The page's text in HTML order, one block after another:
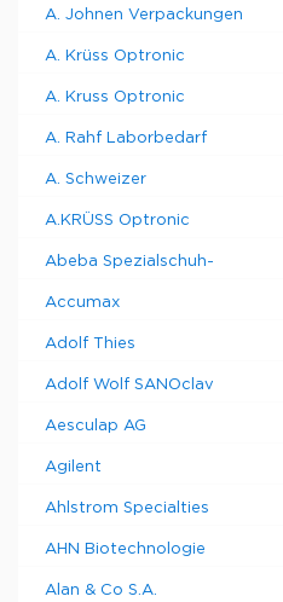
A. Johnen Verpackungen
A. Krüss Optronic
A. Kruss Optronic
A. Rahf Laborbedarf
A. Schweizer
A.KRÜSS Optronic
Abeba Spezialschuh-
Accumax
Adolf Thies
Adolf Wolf SANOclav
Aesculap AG
Agilent
Ahlstrom Specialties
AHN Biotechnologie
Alan & Co S.A.